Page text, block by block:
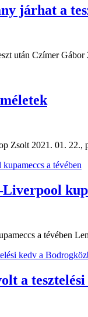
járhat a
után Czímer
Zsolt 2021. 01. 22.,
a tévében
a